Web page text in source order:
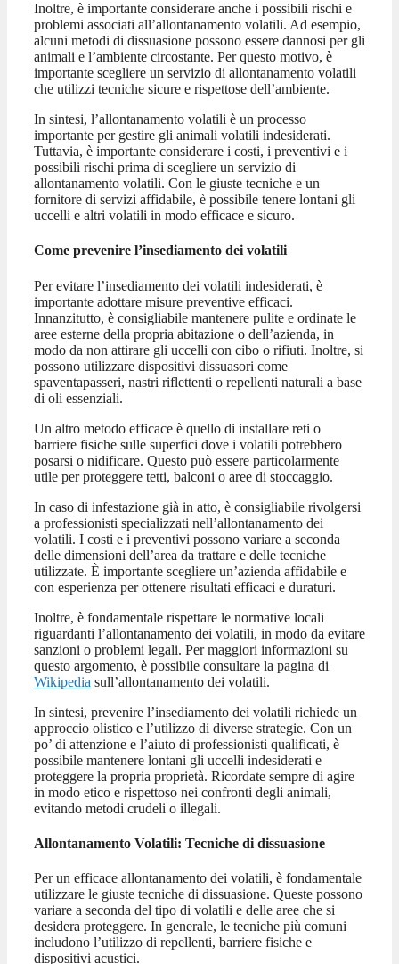
Inoltre, è importante considerare anche i possibili rischi e
problemi associati all’allontanamento volatili. Ad esempio,
alcuni metodi di dissuasione possono essere dannosi per gli
animali e l’ambiente circostante. Per questo motivo, è
importante scegliere un servizio di allontanamento volatili
che utilizzi tecniche sicure e rispettose dell’ambiente.
In sintesi, l’allontanamento volatili è un processo
importante per gestire gli animali volatili indesiderati.
Tuttavia, è importante considerare i costi, i preventivi e i
possibili rischi prima di scegliere un servizio di
allontanamento volatili. Con le giuste tecniche e un
fornitore di servizi affidabile, è possibile tenere lontani gli
uccelli e altri volatili in modo efficace e sicuro.
Come prevenire l’insediamento dei volatili
Per evitare l’insediamento dei volatili indesiderati, è
importante adottare misure preventive efficaci.
Innanzitutto, è consigliabile mantenere pulite e ordinate le
aree esterne della propria abitazione o dell’azienda, in
modo da non attirare gli uccelli con cibo o rifiuti. Inoltre, si
possono utilizzare dispositivi dissuasori come
spaventapasseri, nastri riflettenti o repellenti naturali a base
di oli essenziali.
Un altro metodo efficace è quello di installare reti o
barriere fisiche sulle superfici dove i volatili potrebbero
posarsi o nidificare. Questo può essere particolarmente
utile per proteggere tetti, balconi o aree di stoccaggio.
In caso di infestazione già in atto, è consigliabile rivolgersi
a professionisti specializzati nell’allontanamento dei
volatili. I costi e i preventivi possono variare a seconda
delle dimensioni dell’area da trattare e delle tecniche
utilizzate. È importante scegliere un’azienda affidabile e
con esperienza per ottenere risultati efficaci e duraturi.
Inoltre, è fondamentale rispettare le normative locali
riguardanti l’allontanamento dei volatili, in modo da evitare
sanzioni o problemi legali. Per maggiori informazioni su
questo argomento, è possibile consultare la pagina di
Wikipedia sull’allontanamento dei volatili.
In sintesi, prevenire l’insediamento dei volatili richiede un
approccio olistico e l’utilizzo di diverse strategie. Con un
po’ di attenzione e l’aiuto di professionisti qualificati, è
possibile mantenere lontani gli uccelli indesiderati e
proteggere la propria proprietà. Ricordate sempre di agire
in modo etico e rispettoso nei confronti degli animali,
evitando metodi crudeli o illegali.
Allontanamento Volatili: Tecniche di dissuasione
Per un efficace allontanamento dei volatili, è fondamentale
utilizzare le giuste tecniche di dissuasione. Queste possono
variare a seconda del tipo di volatili e delle aree che si
desidera proteggere. In generale, le tecniche più comuni
includono l’utilizzo di repellenti, barriere fisiche e
dispositivi acustici.